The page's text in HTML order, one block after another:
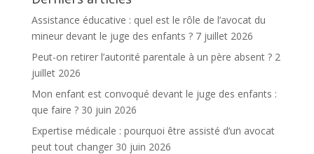
Assistance éducative : quel est le rôle de l’avocat du
mineur devant le juge des enfants ? 7 juillet 2026
Peut-on retirer l’autorité parentale à un père absent ? 2
juillet 2026
Mon enfant est convoqué devant le juge des enfants :
que faire ? 30 juin 2026
Expertise médicale : pourquoi être assisté d’un avocat
peut tout changer 30 juin 2026